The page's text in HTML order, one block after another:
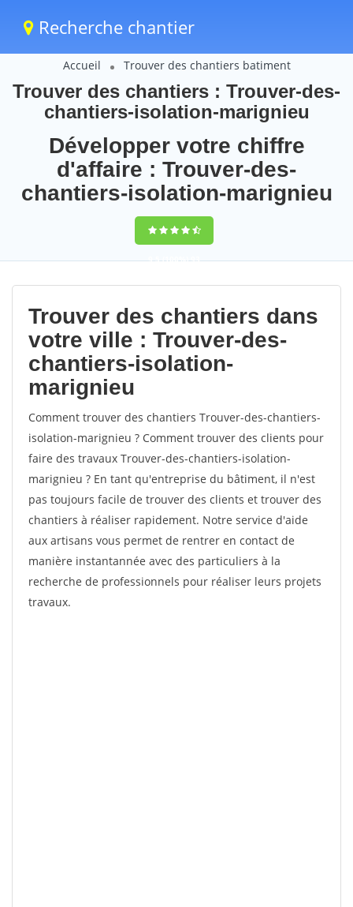
Recherche chantier
Accueil Trouver des chantiers batiment
Trouver des chantiers : Trouver-des-
chantiers-isolation-marignieu
Développer votre chiffre
d'affaire : Trouver-des-
chantiers-isolation-marignieu
9,5(100%)93
votes
Trouver des chantiers dans
votre ville : Trouver-des-
chantiers-isolation-
marignieu
Comment trouver des chantiers Trouver-des-chantiers-
isolation-marignieu ? Comment trouver des clients pour
faire des travaux Trouver-des-chantiers-isolation-
marignieu ? En tant qu'entreprise du bâtiment, il n'est
pas toujours facile de trouver des clients et trouver des
chantiers à réaliser rapidement. Notre service d'aide
aux artisans vous permet de rentrer en contact de
manière instantannée avec des particuliers à la
recherche de professionnels pour réaliser leurs projets
travaux.